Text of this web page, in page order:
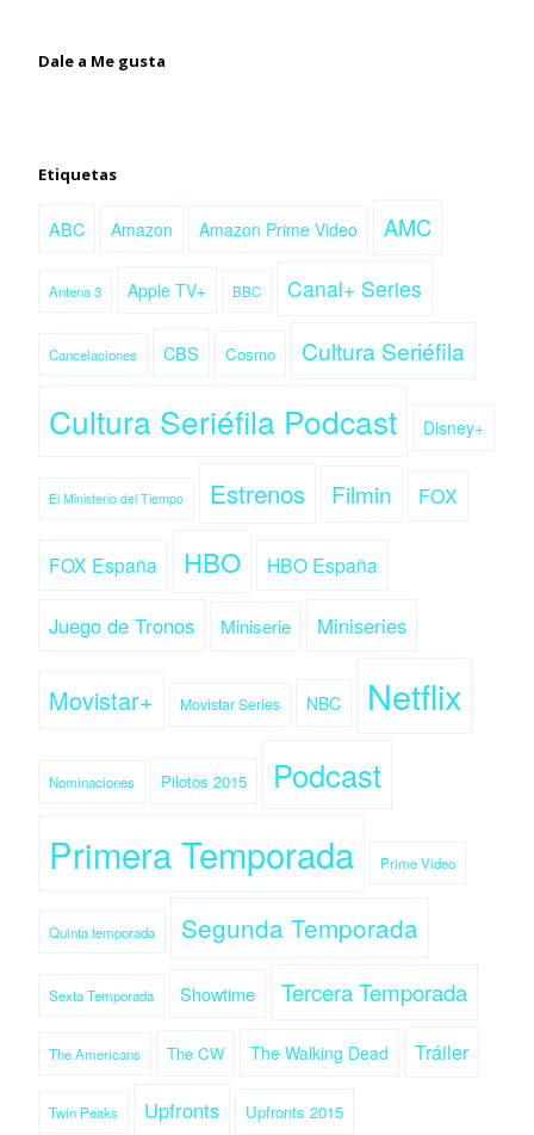
Dale a Me gusta
Etiquetas
ABC Amazon Amazon Prime Video AMC
Antena 3 Apple TV+ BBC Canal+ Series
Cancelaciones CBS Cosmo Cultura Seriéfila
Cultura Seriéfila Podcast Disney+
El Ministerio del Tiempo Estrenos Filmin FOX
FOX España HBO HBO España
Juego de Tronos Miniserie Miniseries
Movistar+ Movistar Series NBC Netflix
Nominaciones Pilotos 2015 Podcast
Primera Temporada Prime Video
Quinta temporada Segunda Temporada
Sexta Temporada Showtime Tercera Temporada
The Americans The CW The Walking Dead Tráiler
Twin Peaks Upfronts Upfronts 2015